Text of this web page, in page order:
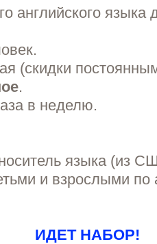
английского
(скидки
.
в неделю.
языка (из
и взрослыми по
ИДЕТ НАБОР!